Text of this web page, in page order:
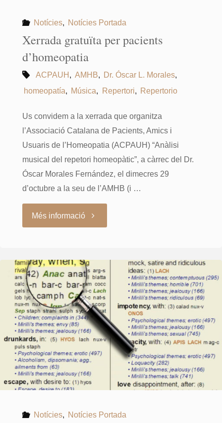
Notícies, Notícies Portada
Xerrada gratuïta per pacients
d’homeopatia
ACPAUH, AMHB, Dr. Óscar L. Morales,
homeopatía, Música, Repertori, Repertorio
Us convidem a la xerrada que organitza
l’Associació Catalana de Pacients, Amics i
Usuaris de l’Homeopatia (ACPAUH) “Anàlisi
musical del repetori homeopàtic”, a càrrec del Dr.
Óscar Morales Fernández, el dimecres 29
d’octubre a la seu de l’AMHB (i …
Més informació"Xerrada
per
pacients
d’homeopatia"
Notícies, Notícies Portada